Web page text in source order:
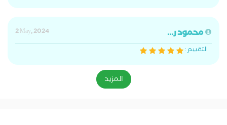
محمود ر...
2 May, 2024
التقييم :
المزيد